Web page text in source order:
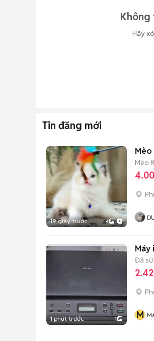
Không
Hãy
Tin đăng mới
19 giây trước 4
Mèo
Mèo
1 phút trước 1
Máy
Đã
M